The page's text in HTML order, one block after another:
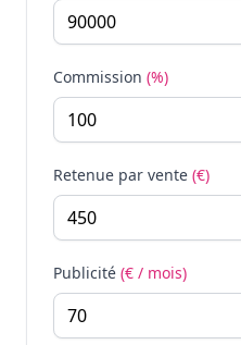
Commission (%)
Retenue par vente (€)
Publicité (€ / mois)